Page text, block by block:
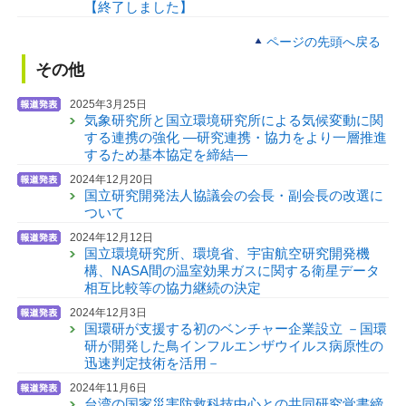
【終了しました】
ページの先頭へ戻る
その他
2025年3月25日
気象研究所と国立環境研究所による気候変動に関
する連携の強化 —研究連携・協力をより一層推進
するため基本協定を締結—
2024年12月20日
国立研究開発法人協議会の会長・副会長の改選に
ついて
2024年12月12日
国立環境研究所、環境省、宇宙航空研究開発機
構、NASA間の温室効果ガスに関する衛星データ
相互比較等の協力継続の決定
2024年12月3日
国環研が支援する初のベンチャー企業設立 －国環
研が開発した鳥インフルエンザウイルス病原性の
迅速判定技術を活用－
2024年11月6日